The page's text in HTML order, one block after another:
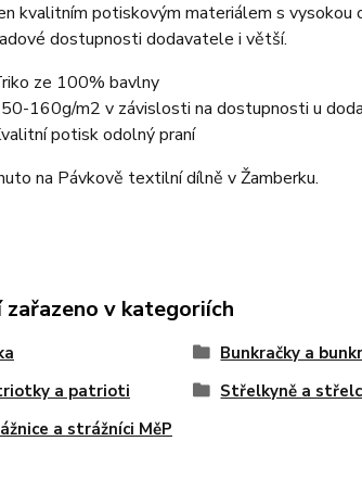
kvalitním potiskovým materiálem s vysokou
dostupnosti dodavatele i větší.
ze 100% bavlny
160g/m2 v závislosti na dostupnosti u
potisk odolný praní
na Pávkově textilní dílně v Žamberku.
zařazeno v kategoriích
Bunkračky a
a patrioti
Střelkyně a
a strážníci MěP